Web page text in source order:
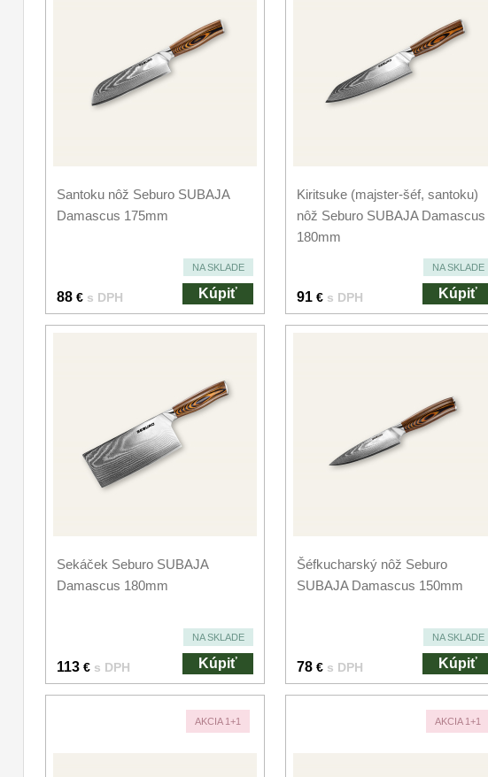
Santoku nôž Seburo SUBAJA
Damascus 175mm
NA SKLADE
88 € s DPH Kúpiť
Kiritsuke (majster-šéf, santoku)
nôž Seburo SUBAJA Damascus
180mm
NA SKLADE
91 € s DPH Kúpiť
Sekáček Seburo SUBAJA
Damascus 180mm
NA SKLADE
113 € s DPH Kúpiť
Šéfkucharský nôž Seburo
SUBAJA Damascus 150mm
NA SKLADE
78 € s DPH Kúpiť
AKCIA 1+1 AKCIA 1+1